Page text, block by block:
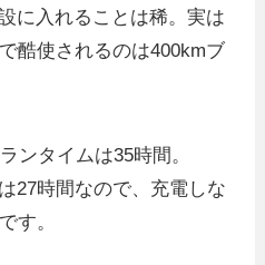
に入れることは稀。実は
酷使されるのは400kmブ
ンタイムは35時間。
27時間なので、充電しな
す。